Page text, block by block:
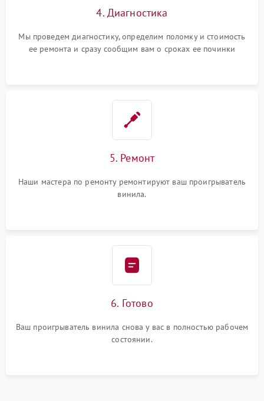
4. Диагностика
Мы проведем диагностику, определим поломку и стоимость
ее ремонта и сразу сообщим вам о сроках ее починки
5. Ремонт
Наши мастера по ремонту ремонтируют ваш проигрыватель
винила.
6. Готово
Ваш проигрыватель винила снова у вас в полностью рабочем
состоянии.